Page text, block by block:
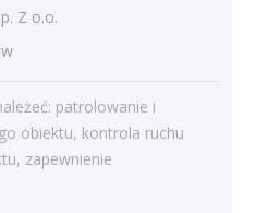
Z o.o.
patrolowanie i
obiektu, kontrola ruchu
zapewnienie